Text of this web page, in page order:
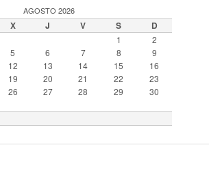
AGOSTO 2026
X J V S D
1
2
5 6 7 8
9
12 13 14 15
16
19 20 21 22
23
26 27 28 29
30